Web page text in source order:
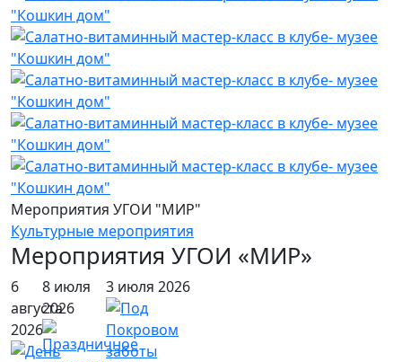
Мероприятия УГОИ "МИР"
Культурные мероприятия
Мероприятия УГОИ «МИР»
6
августа
2026
8 июля
2026
3 июля 2026